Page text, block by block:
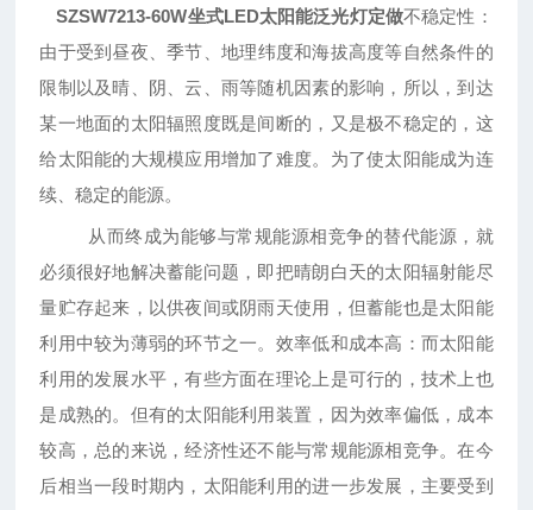
SZSW7213-60W坐式LED太阳能泛光灯定做不稳定性：
由于受到昼夜、季节、地理纬度和海拔高度等自然条件的
限制以及晴、阴、云、雨等随机因素的影响 ，所以，到达
某一地面的太阳辐照度既是间断的，又是极不稳定的，这
给太阳能的大规模应用增加了难度。为了使太阳能成为连
续、稳定的能源。
从而终成为能够与常规能源相竞争的替代能源，就
必须很好地解决蓄能问题，即把晴朗白天的太阳辐射能尽
量贮存起来，以供夜间或阴雨天使用，但蓄能也是太阳能
利用中较为薄弱的环节之一。效率低和成本高：而太阳能
利用的发展水平，有些方面在理论上是可行的，技术上也
是成熟的。但有的太阳能利用装置，因为效率偏低，成本
较高，总的来说，经济性还不能与常规能源相竞争。在今
后相当一段时期内，太阳能利用的进一步发展，主要受到